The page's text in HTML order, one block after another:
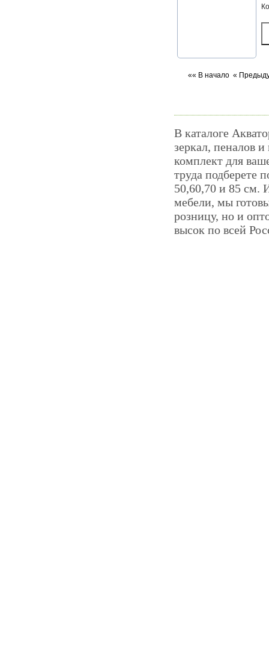
«« В начало «
В каталоге
зеркал, пеналов
комплект для
труда подберете
50,60,70 и 85 см.
мебели, мы
розницу, но и
высок по всей